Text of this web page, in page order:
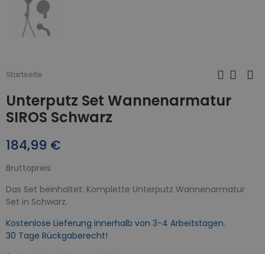
Startseite
Unterputz Set Wannenarmatur
SIROS Schwarz
184,99 €
Bruttopreis
Das Set beinhaltet: Komplette Unterputz Wannenarmatur
Set in Schwarz.
Kostenlose Lieferung innerhalb von 3-4 Arbeitstagen.
30 Tage Rückgaberecht!